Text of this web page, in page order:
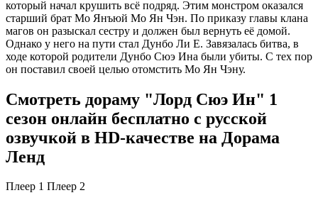
который начал крушить всё подряд. Этим монстром оказался
старший брат Мо Янъюй Мо Ян Чэн. По приказу главы клана
магов он разыскал сестру и должен был вернуть её домой.
Однако у него на пути стал Дунбо Ли Е. Завязалась битва, в
ходе которой родители Дунбо Сюэ Ина были убиты. С тех пор
он поставил своей целью отомстить Мо Ян Чэну.
Смотреть дораму "Лорд Сюэ Ин" 1
сезон онлайн бесплатно с русской
озвучкой в HD-качестве на Дорама
Ленд
Плеер 1 Плеер 2